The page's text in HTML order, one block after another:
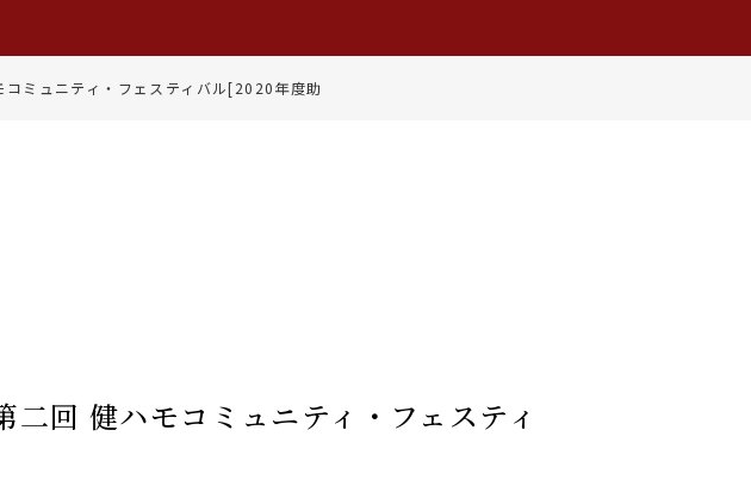
コミュニティ・フェスティバル[2020年度助
回 健ハモコミュニティ・フェスティ